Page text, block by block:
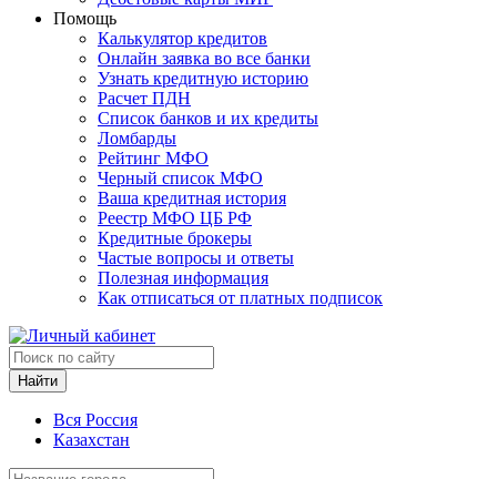
Помощь
Калькулятор кредитов
Онлайн заявка во все банки
Узнать кредитную историю
Расчет ПДН
Список банков и их кредиты
Ломбарды
Рейтинг МФО
Черный список МФО
Ваша кредитная история
Реестр МФО ЦБ РФ
Кредитные брокеры
Частые вопросы и ответы
Полезная информация
Как отписаться от платных подписок
Найти
Вся Россия
Казахстан